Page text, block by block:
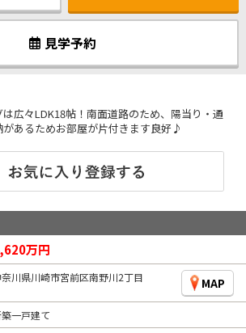
見学予約
広々LDK18帖！南面道路のため、陽当り・通
あるためお部屋が片付きます良好♪
万円
川県川崎市宮前区南野川2丁目 MAP
一戸建て